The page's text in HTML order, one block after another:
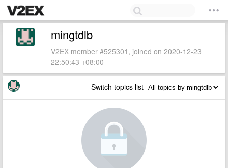
mingtdlb
V2EX member #525301, joined on 2020-12-23
22:50:43 +08:00
Switch topics list